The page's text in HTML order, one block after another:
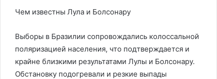
Чем известны Лула и Болсонару
Выборы в Бразилии сопровождались колоссальной
поляризацией населения, что подтверждается и
крайне близкими результатами Лулы и Болсонару.
Обстановку подогревали и резкие выпады